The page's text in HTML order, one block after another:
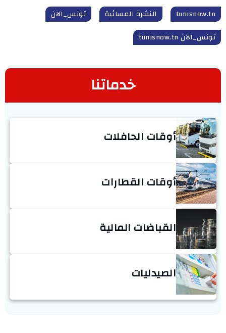
tunisnow.tn النشرة المسائية
تونس_الآن
تونس_الآن tunisnow.tn
خدماتنا
أوقات الحافلات
أوقات القطارات
القباضات المالية
الصيدليات